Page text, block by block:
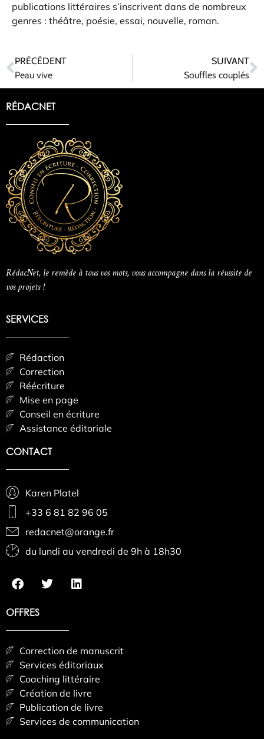
publications littéraires s’inscrivent dans de nombreux
genres : théâtre, poésie, essai, nouvelle, roman.
PRÉCÉDENT
Peau vive
SUIVANT
Souffles couplés
RÉDACNET
RédacNet, le remède à tous vos mots, vous accompagne dans la réussite de
vos projets !
SERVICES
Rédaction
Correction
Réécriture
Mise en page
Conseil en écriture
Assistance éditoriale
CONTACT
Karen Platel
+33 6 81 82 96 05
redacnet@orange.fr
du lundi au vendredi de 9h à 18h30
OFFRES
Correction de manuscrit
Services éditoriaux
Coaching littéraire
Création de livre
Publication de livre
Services de communication